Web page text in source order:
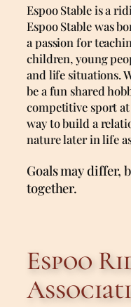
Espoo Stable is a
Espoo Stable was
a passion for
children, young
and life situations.
be a fun shared
competitive sport
way to build a
nature later in life
Goals may differ,
together.
Espoo